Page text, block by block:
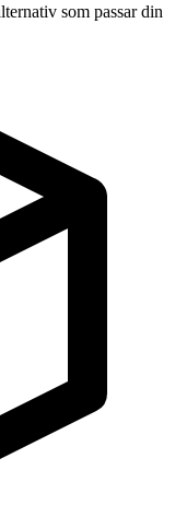
som passar din